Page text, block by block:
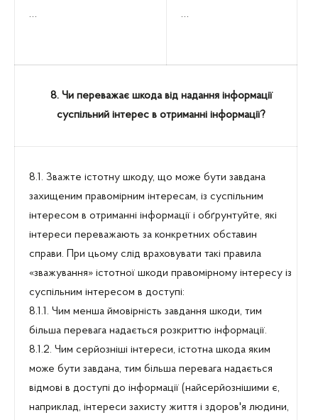
…
…
8. Чи переважає шкода від надання інформації
суспільний інтерес в отриманні інформації?
8.1. Зважте істотну шкоду, що може бути завдана
захищеним правомірним інтересам, із суспільним
інтересом в отриманні інформації і обґрунтуйте, які
інтереси переважають за конкретних обставин
справи. При цьому слід враховувати такі правила
«зважування» істотної шкоди правомірному інтересу із
суспільним інтересом в доступі:
8.1.1. Чим менша ймовірність завдання шкоди, тим
більша перевага надається розкриттю інформації.
8.1.2. Чим серйозніші інтереси, істотна шкода яким
може бути завдана, тим більша перевага надається
відмові в доступі до інформації (найсерйознішими є,
наприклад, інтереси захисту життя і здоров'я людини,